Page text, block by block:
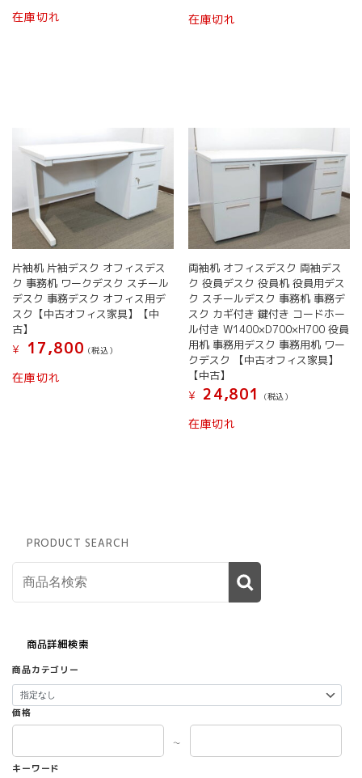
在庫切れ 在庫切れ
片袖机 片袖デスク オフィスデス
ク 事務机 ワークデスク スチール
デスク 事務デスク オフィス用デ
スク【中古オフィス家具】【中
古】
¥
17,800 (税込）
在庫切れ
両袖机 オフィスデスク 両袖デス
ク 役員デスク 役員机 役員用デス
ク スチールデスク 事務机 事務デ
スク カギ付き 鍵付き コードホー
ル付き W1400×D700×H700 役員
用机 事務用デスク 事務用机 ワー
クデスク 【中古オフィス家具】
【中古】
¥ 24,801 (税込）
在庫切れ
PRODUCT SEARCH
商品詳細検索
商品カテゴリー
価格
～
キーワード